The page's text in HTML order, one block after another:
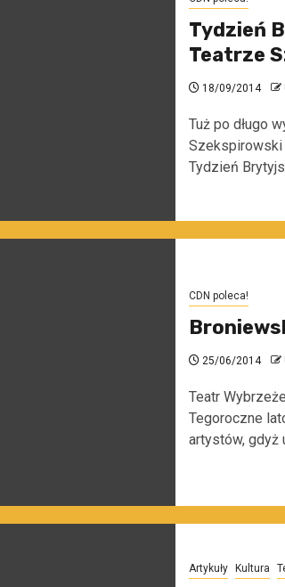
Tydzień
Teatrze
18/09/2014
Tuż po długo
Szekspirowski
Tydzień
CDN poleca!
25/06/2014
Teatr
Tegoroczne
artystów, gdyż
Artykuły Kultura